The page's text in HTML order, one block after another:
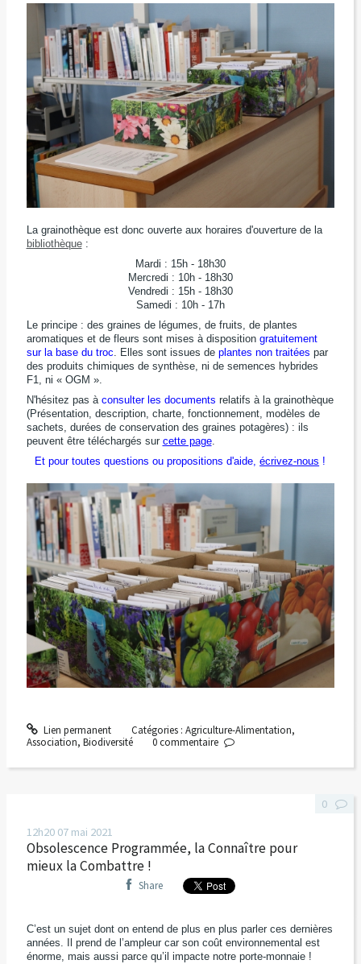
La grainothèque est donc ouverte aux horaires d'ouverture de la
bibliothèque:
Mardi : 15h - 18h30
Mercredi : 10h - 18h30
Vendredi : 15h - 18h30
Samedi : 10h - 17h
Le principe : des graines de légumes, de fruits, de plantes
aromatiques et de fleurs sont mises à disposition gratuitement
sur la base du troc. Elles sont issues de plantes non traitées par
des produits chimiques de synthèse, ni de semences hybrides
F1, ni « OGM ».
N'hésitez pas à consulter les documents relatifs à la grainothèque
(Présentation, description, charte, fonctionnement, modèles de
sachets, durées de conservation des graines potagères) : ils
peuvent être téléchargés sur cette page.
Et pour toutes questions ou propositions d'aide,écrivez-nous !
Lien permanent Catégories : Agriculture-Alimentation,
Association, Biodiversité 0commentaire
12h20 07 mai 2021
Obsolescence Programmée, la Connaître pour
mieux la Combattre !
Share
C’est un sujet dont on entend de plus en plus parler ces dernières
années. Il prend de l’ampleur car son coût environnemental est
énorme, mais aussi parce qu’il impacte notre porte-monnaie !
0